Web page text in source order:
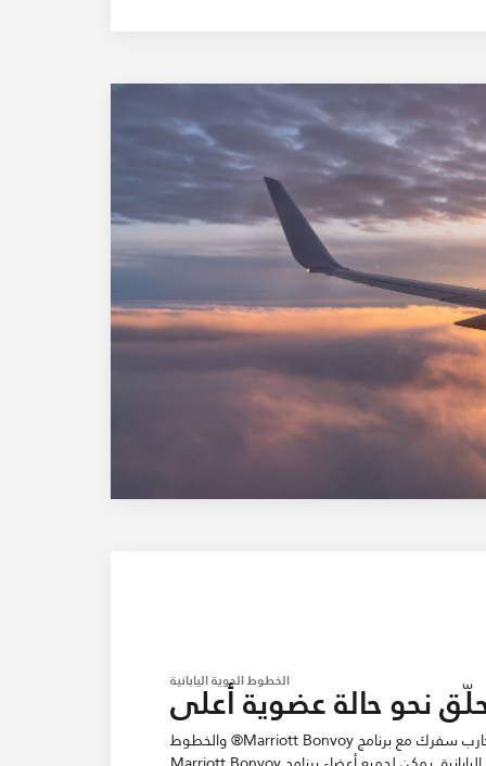
الخطوط الجوية اليابانية
نحو حالة عضوية أعلى
ارتقِ بتجارب سفرك مع برنامج Marriott Bonvoy® والخطوط